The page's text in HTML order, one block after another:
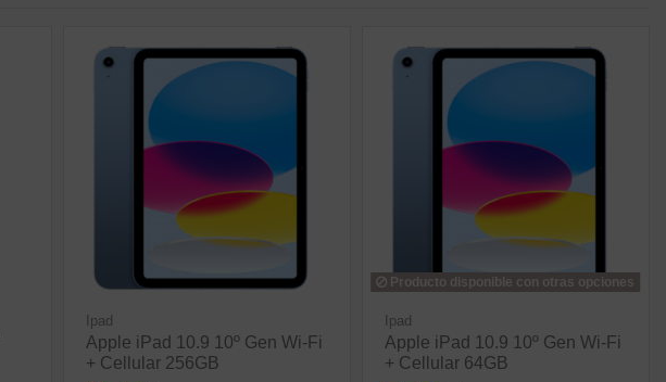
Ipad
Apple iPad 10.9 10º Gen Wi-Fi
+ Cellular 256GB
Producto disponible con otras opciones
Ipad
Apple iPad 10.9 10º Gen Wi-Fi
+ Cellular 64GB